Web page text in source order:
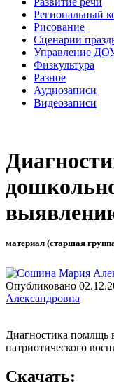
Региональный
Рисование
Сценарии
Управление
Физкультура
Разное
Аудиозаписи
Видеозаписи
материал (старшая
Опубликовано
Александровна
Диагностика помлщь
патриотического
Скачать: